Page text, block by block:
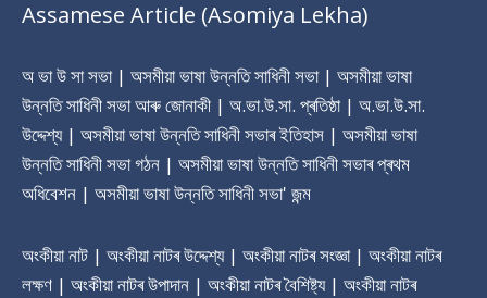
Assamese Article (Asomiya Lekha)
অ ভা উ সা সভা | অসমীয়া ভাষা উন্নতি সাধিনী সভা | অসমীয়া ভাষা
উন্নতি সাধিনী সভা আৰু জোনাকী | অ.ভা.উ.সা. প্ৰতিষ্ঠা | অ.ভা.উ.সা.
উদ্দেশ্য | অসমীয়া ভাষা উন্নতি সাধিনী সভাৰ ‎ইতিহাস | অসমীয়া ভাষা
উন্নতি সাধিনী সভা গঠন | অসমীয়া ভাষা উন্নতি সাধিনী সভাৰ প্ৰথম
অধিবেশন | অসমীয়া ভাষা উন্নতি সাধিনী সভা' জন্ম
অংকীয়া নাট | অংকীয়া নাটৰ উদ্দেশ্য | অংকীয়া নাটৰ সংজ্ঞা | অংকীয়া নাটৰ
লক্ষণ | অংকীয়া নাটৰ উপাদান | অংকীয়া নাটৰ বৈশিষ্ট্য | অংকীয়া নাটৰ